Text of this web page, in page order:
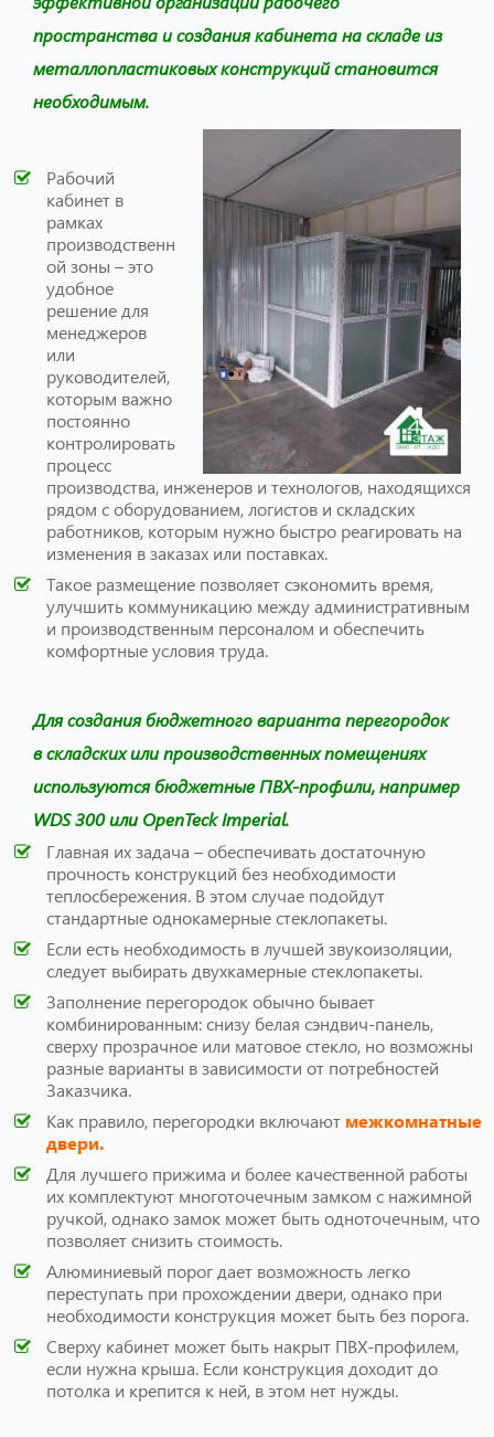
пространства и создания кабинета на складе из
металлопластиковых конструкций становится
необходимым.
Рабочий
кабинет в
рамках
производственн
ой зоны – это
удобное
решение для
менеджеров
или
руководителей,
которым важно
постоянно
контролировать
процесс
производства, инженеров и технологов, находящихся
рядом с оборудованием, логистов и складских
работников, которым нужно быстро реагировать на
изменения в заказах или поставках.
Такое размещение позволяет сэкономить время,
улучшить коммуникацию между административным
и производственным персоналом и обеспечить
комфортные условия труда.
Для создания бюджетного варианта перегородок
в складских или производственных помещениях
используются бюджетные ПВХ-профили, например
WDS 300 или OpenTeck Imperial.
Главная их задача – обеспечивать достаточную
прочность конструкций без необходимости
теплосбережения. В этом случае подойдут
стандартные однокамерные стеклопакеты.
Если есть необходимость в лучшей звукоизоляции,
следует выбирать двухкамерные стеклопакеты.
Заполнение перегородок обычно бывает
комбинированным: снизу белая сэндвич-панель,
сверху прозрачное или матовое стекло, но возможны
разные варианты в зависимости от потребностей
Заказчика.
Как правило, перегородки включают межкомнатные
двери.
Для лучшего прижима и более качественной работы
их комплектуют многоточечным замком с нажимной
ручкой, однако замок может быть одноточечным, что
позволяет снизить стоимость.
Алюминиевый порог дает возможность легко
переступать при прохождении двери, однако при
необходимости конструкция может быть без порога.
Сверху кабинет может быть накрыт ПВХ-профилем,
если нужна крыша. Если конструкция доходит до
потолка и крепится к ней, в этом нет нужды.